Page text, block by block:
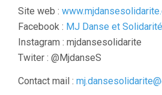
Site web :
Facebook : MJ Danse et Solidarité
Instagram : mjdansesolidarite
Twiter : @MjdanseS
Contact mail :